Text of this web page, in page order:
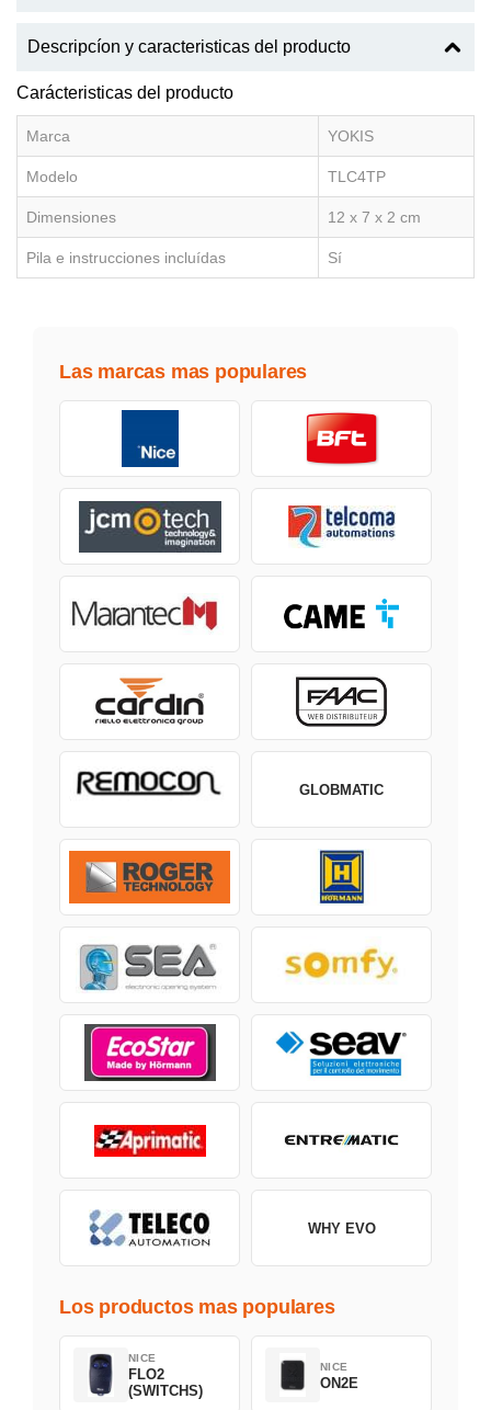
Descripcíon y caracteristicas del producto
Carácteristicas del producto
Marca YOKIS
Modelo TLC4TP
Dimensiones 12 x 7 x 2 cm
Pila e instrucciones incluídas Sí
Las marcas mas populares
GLOBMATIC
WHY EVO
Los productos mas populares
NICE
FLO2
(SWITCHS)
NICE
ON2E